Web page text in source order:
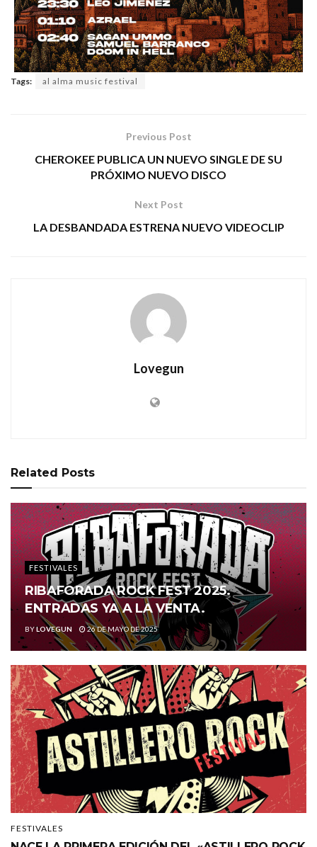
Tags: al alma music festival
Previous Post
CHEROKEE PUBLICA UN NUEVO SINGLE DE SU
PRÓXIMO NUEVO DISCO
Next Post
LA DESBANDADA ESTRENA NUEVO VIDEOCLIP
Lovegun
Related Posts
FESTIVALES
RIBAFORADA ROCK FEST 2025.
ENTRADAS YA A LA VENTA.
BYLOVEGUN 26 DE MAYO DE 2025
FESTIVALES